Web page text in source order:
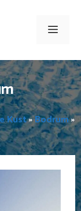
Menu
Kust»Bodrum»